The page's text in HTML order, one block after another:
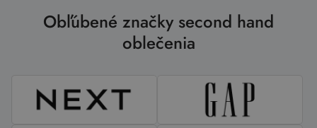
Obľúbené značky second hand
oblečenia